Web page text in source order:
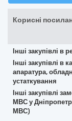
Корисні
Інші закупівлі в
Інші закупівлі в
апаратура,
устаткування
Інші закупівлі
МВС у
МВС)